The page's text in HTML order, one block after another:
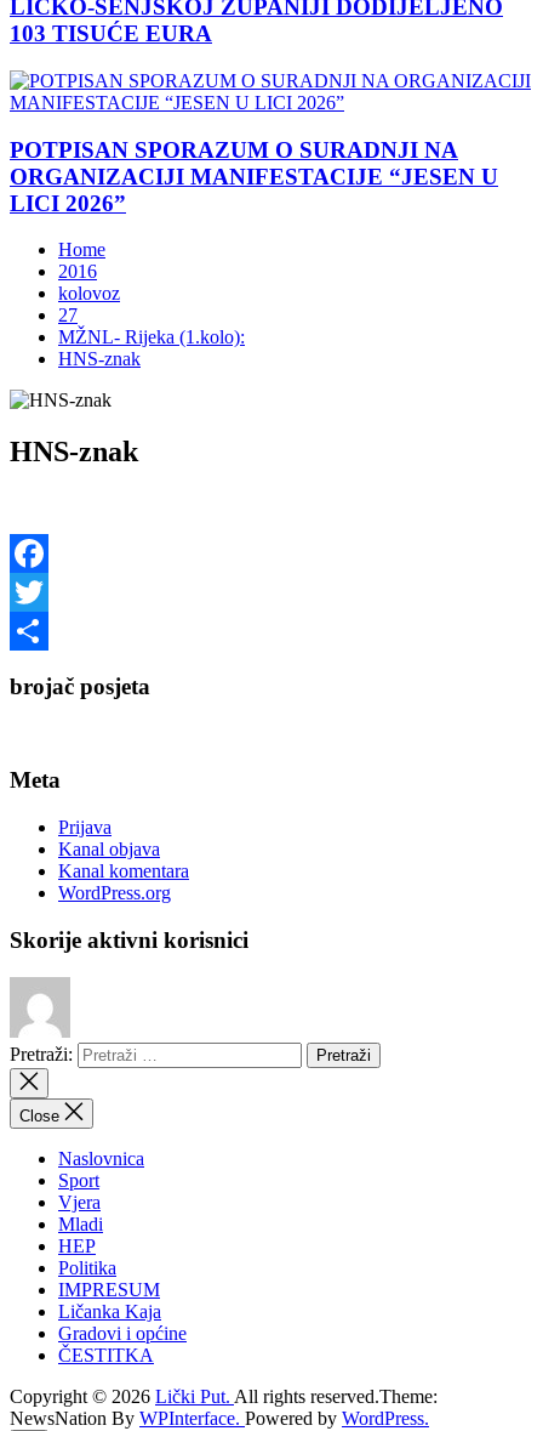
LIČKO-SENJSKOJ ŽUPANIJI DODIJELJENO
103 TISUĆE EURA
POTPISAN SPORAZUM O SURADNJI NA
ORGANIZACIJI MANIFESTACIJE “JESEN U
LICI 2026”
Home
2016
kolovoz
27
MŽNL- Rijeka (1.kolo):
HNS-znak
HNS-znak
Facebook
Twitter
brojač posjeta
Meta
Prijava
Kanal objava
Kanal komentara
WordPress.org
Skorije aktivni korisnici
Pretraži:
Close
Naslovnica
Sport
Vjera
Mladi
HEP
Politika
IMPRESUM
Ličanka Kaja
Gradovi i općine
ČESTITKA
Copyright © 2026 Lički Put. All rights reserved.Theme:
NewsNation By WPInterface. Powered by WordPress.